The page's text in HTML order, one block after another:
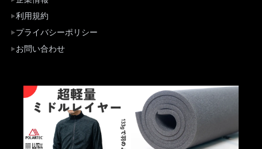
利用規約
プライバシーポリシー
お問い合わせ